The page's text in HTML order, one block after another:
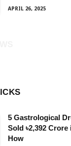
APRIL 26, 2025
5 Gastrological
Sold ৳2,392
How